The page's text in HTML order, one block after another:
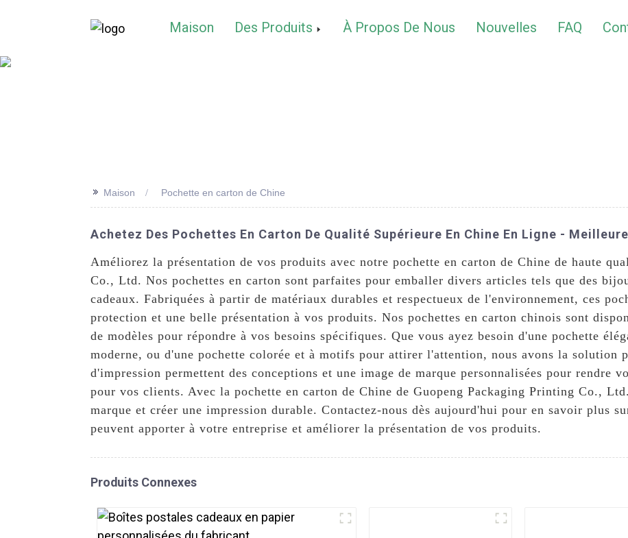
Maison Des Produits À Propos De Nous Nouvelles FAQ
>> Maison Pochette en carton de Chine
Achetez Des Pochettes En Carton De Qualité Supérieure En Chine En Ligne -
Améliorez la présentation de vos produits avec notre pochette en carton de Chine de haute
Co., Ltd. Nos pochettes en carton sont parfaites pour emballer divers articles tels que des
cadeaux. Fabriquées à partir de matériaux durables et respectueux de l'environnement, ces
protection et une belle présentation à vos produits. Nos pochettes en carton chinois sont
de modèles pour répondre à vos besoins spécifiques. Que vous ayez besoin d'une pochette
moderne, ou d'une pochette colorée et à motifs pour attirer l'attention, nous avons la solution
d'impression permettent des conceptions et une image de marque personnalisées pour rendre
pour vos clients. Avec la pochette en carton de Chine de Guopeng Packaging Printing Co.,
marque et créer une impression durable. Contactez-nous dès aujourd'hui pour en savoir plus
peuvent apporter à votre entreprise et améliorer la présentation de vos produits.
Produits Connexes